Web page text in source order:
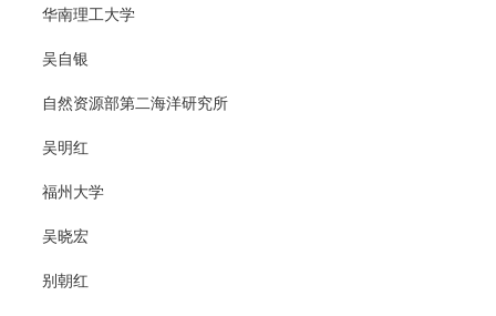
华南理工大学
吴自银
自然资源部第二海洋研究所
吴明红
福州大学
吴晓宏
别朝红